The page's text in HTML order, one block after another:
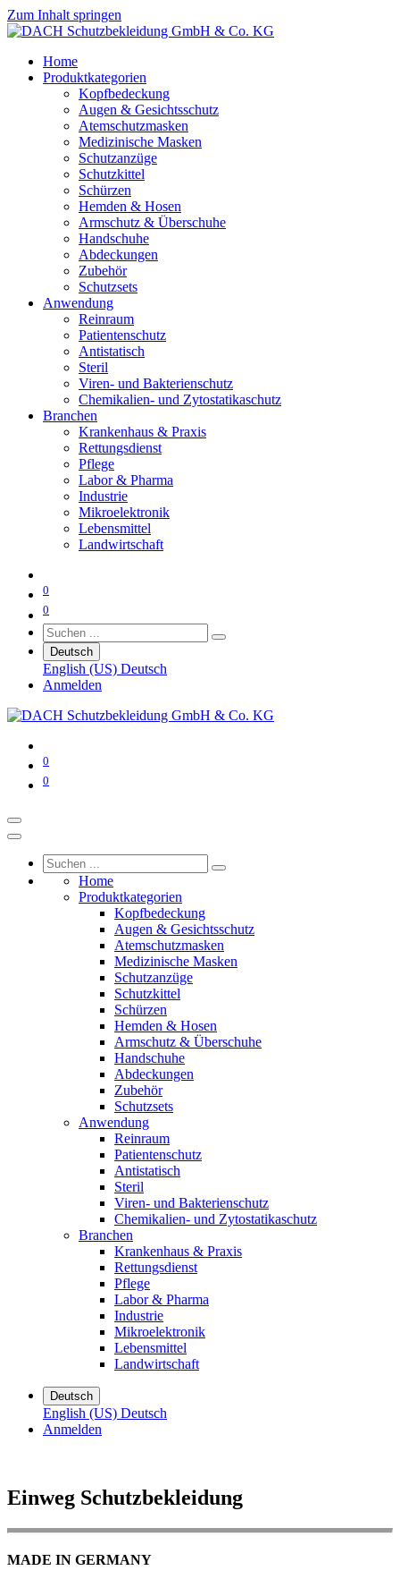
Zum Inhalt springen
Home
Produktkategorien
Kopfbedeckung
Augen & Gesichtsschutz
Atemschutzmasken
Medizinische Masken
Schutzanzüge
Schutzkittel
Schürzen
Hemden & Hosen
Armschutz & Überschuhe
Handschuhe
Abdeckungen
Zubehör
Schutzsets
Anwendung
Reinraum
Patientenschutz
Antistatisch
Steril
Viren- und Bakterienschutz
Chemikalien- und Zytostatikaschutz
Branchen
Krankenhaus & Praxis
Rettungsdienst
Pflege
Labor & Pharma
Industrie
Mikroelektronik
Lebensmittel
Landwirtschaft
0
0
Deutsch
English (US) Deutsch
Anmelden
0
0
Home
Produktkategorien
Kopfbedeckung
Augen & Gesichtsschutz
Atemschutzmasken
Medizinische Masken
Schutzanzüge
Schutzkittel
Schürzen
Hemden & Hosen
Armschutz & Überschuhe
Handschuhe
Abdeckungen
Zubehör
Schutzsets
Anwendung
Reinraum
Patientenschutz
Antistatisch
Steril
Viren- und Bakterienschutz
Chemikalien- und Zytostatikaschutz
Branchen
Krankenhaus & Praxis
Rettungsdienst
Pflege
Labor & Pharma
Industrie
Mikroelektronik
Lebensmittel
Landwirtschaft
Deutsch
English (US) Deutsch
Anmelden
Einweg Schutzbekleidung
MADE IN GERMANY